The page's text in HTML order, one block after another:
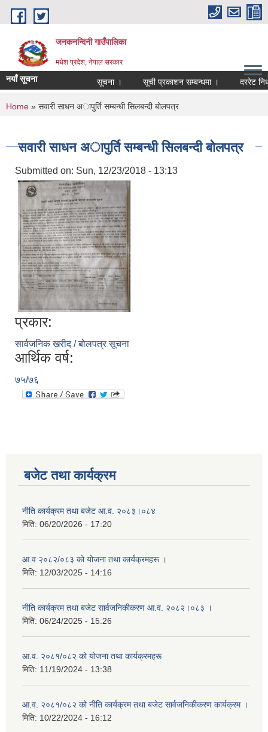
Skip to main content
जनकनन्दिनी गाउँपालिका
मधेश प्रदेश, नेपाल सरकार
नयाँ सूचना सूचना । सूची प्रकाशन सम्बन्धमा । दररेट
You are here
Home » सवारी साधन अापुर्ति सम्बन्धी सिलबन्दी बाेलपत्र
सवारी साधन अापुर्ति सम्बन्धी सिलबन्दी बाेलपत्र
Submitted on: Sun, 12/23/2018 - 13:13
प्रकार:
सार्वजनिक खरीद / बोलपत्र सूचना
आर्थिक वर्ष:
७५/७६
बजेट तथा कार्यक्रम
नीति कार्यक्रम तथा बजेट आ.व. २०८३।०८४
मिति: 06/20/2026 - 17:20
आ.व २०८२/०८३ को योजना तथा कार्यक्रमहरू ।
मिति: 12/03/2025 - 14:16
नीति कार्यक्रम तथा बजेट सार्वजनिकीकरण आ.व. २०८२।०८३ ।
मिति: 06/24/2025 - 15:26
आ.व. २०८१/०८२ को योजना तथा कार्यक्रमहरू
मिति: 11/19/2024 - 13:38
आ.व. २०८१/०८२ को नीति कार्यक्रम तथा बजेट सार्वजनिकीकरण कार्यक्रम ।
मिति: 10/22/2024 - 16:12